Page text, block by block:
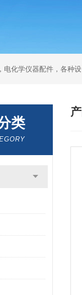
电化学仪器配件，各种
类